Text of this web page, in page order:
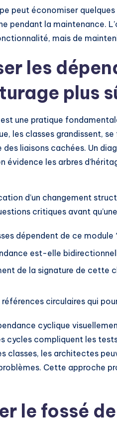
peut économiser quelques
pendant la maintenance.
mais de
les
plus
une pratique
les classes grandissent,
des liaisons cachées. Un
évidence les arbres
d’un changement
critiques avant
dépendent de ce module
est-elle
de la signature de cette
circulaires qui
cyclique
cycles compliquent les
classes, les architectes
Cette approche
le fossé